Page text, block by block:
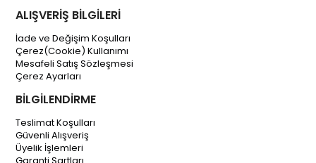
ALIŞVERİŞ BİLGİLERİ
İade ve Değişim Koşulları
Çerez(Cookie) Kullanımı
Mesafeli Satış Sözleşmesi
Çerez Ayarları
BİLGİLENDİRME
Teslimat Koşulları
Güvenli Alışveriş
Üyelik İşlemleri
Garanti Şartları